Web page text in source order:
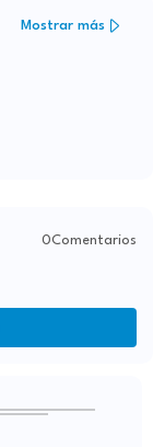
Mostrar más
0Comentarios